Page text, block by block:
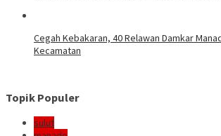
Cegah Kebakaran, 40 Relawan Damkar
Kecamatan
Topik Populer
sulut